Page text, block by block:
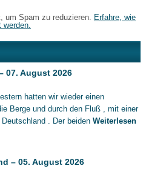
um Spam zu reduzieren. Erfahre, wie
07. August 2026
hatten wir wieder einen
Berge und durch den Fluß , mit einer
. Der beiden Weiterlesen
– 05. August 2026